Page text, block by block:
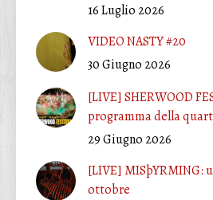
16 Luglio 2026
VIDEO NASTY #20
30 Giugno 2026
[LIVE] SHERWOOD
programma della
29 Giugno 2026
[LIVE] MISþYRMING:
ottobre